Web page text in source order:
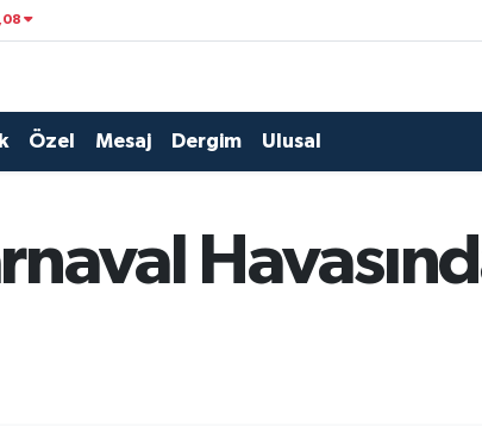
Özel Mesaj Dergim Ulusal